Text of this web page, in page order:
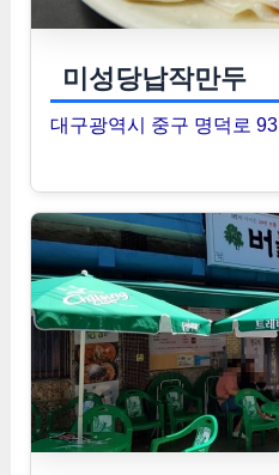
미성당납작만두
대구광역시 중구 명덕로 93